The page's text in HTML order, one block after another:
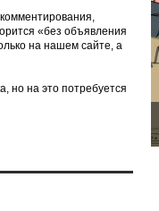
«без объявления
на нашем сайте, а
но на это потребуется